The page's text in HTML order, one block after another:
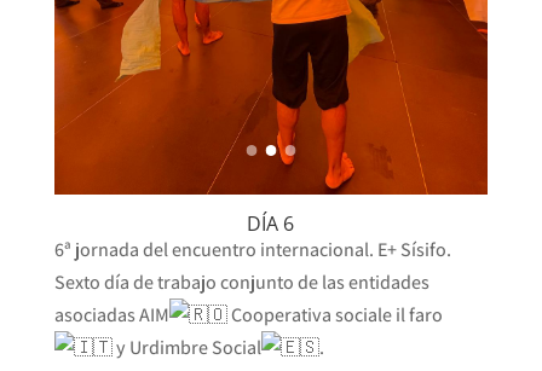
DÍA 6
6ª jornada del encuentro internacional. E+ Sísifo.
Sexto día de trabajo conjunto de las entidades
asociadas AIM
Cooperativa sociale il faro
y Urdimbre Social
.